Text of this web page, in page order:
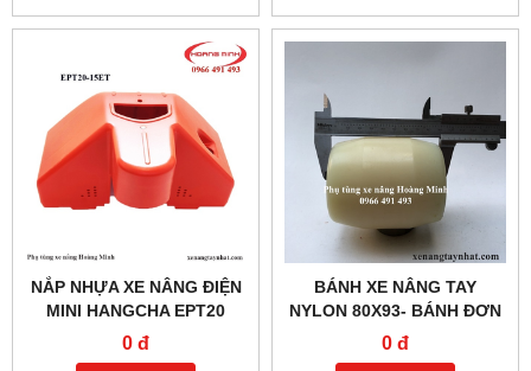
NẮP NHỰA XE NÂNG ĐIỆN
MINI HANGCHA EPT20
0 đ
BÁNH XE NÂNG TAY
NYLON 80X93- BÁNH ĐƠN
0 đ